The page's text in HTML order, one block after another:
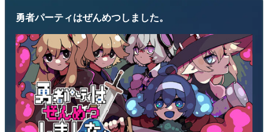
勇者パーティはぜんめつしました。